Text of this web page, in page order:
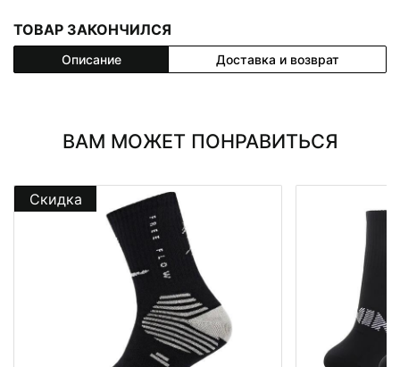
ТОВАР ЗАКОНЧИЛСЯ
Описание Доставка и возврат
ВАМ МОЖЕТ ПОНРАВИТЬСЯ
Скидка